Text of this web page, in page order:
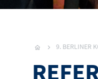
9. BERLINER